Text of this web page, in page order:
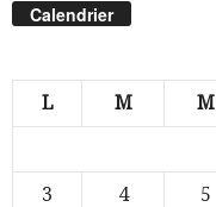
Calendrier
L M M
3
4 5